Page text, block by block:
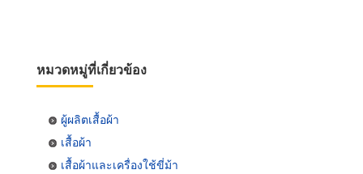
หมวดหมู่ที่เกี่ยวข้อง
ผู้ผลิตเสื้อผ้า
เสื้อผ้า
เสื้อผ้าและเครื่องใช้ขี่ม้า